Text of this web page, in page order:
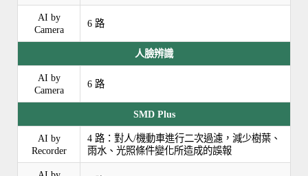
AI by
Camera
6 路
人臉辨識
AI by
Camera
6 路
SMD Plus
AI by
Recorder
4 路：對人/機動車進行二次過濾，減少樹葉、
雨水、光照條件變化所造成的誤報